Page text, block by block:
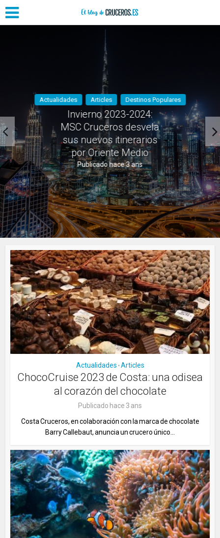
Actualidades Articles Destinos Populares
Invierno 2023-2024:
MSC Cruceros desvela
sus nuevos itinerarios
por Oriente Medio
Publicado hace 3 ans
Actualidades • Articles
ChocoCruise 2023 de Costa: una odisea
al corazón del chocolate
Publicado hace 3 ans
Costa Cruceros, en colaboración con la marca de chocolate
Barry Callebaut, anuncia un crucero único...